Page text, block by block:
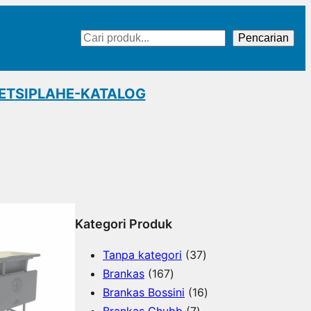
Cari Pencarian
SIPLAHE-KATALOG
Kategori Produk
Tanpa kategori 373
P
Brankas 1671
6
Brankas Bossini 161